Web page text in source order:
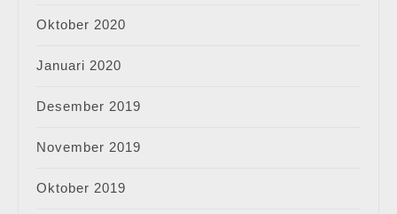
Oktober 2020
Januari 2020
Desember 2019
November 2019
Oktober 2019